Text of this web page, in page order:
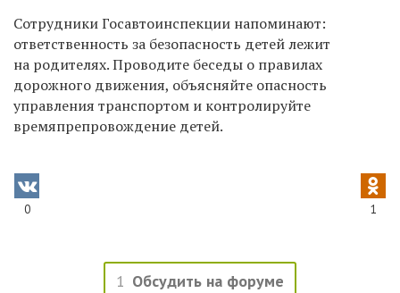
Сотрудники Госавтоинспекции напоминают:
ответственность за безопасность детей лежит
на родителях. Проводите беседы о правилах
дорожного движения, объясняйте опасность
управления транспортом и контролируйте
времяпрепровождение детей.
0 1
1 Обсудить на форуме